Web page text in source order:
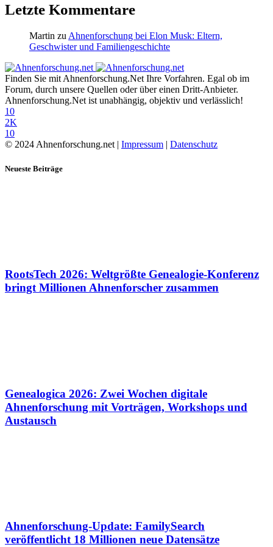
Letzte Kommentare
Martin zu Ahnenforschung bei Elon Musk: Eltern,
Geschwister und Familiengeschichte
Finden Sie mit Ahnenforschung.Net Ihre Vorfahren. Egal ob im
Forum, durch unsere Quellen oder über einen Dritt-Anbieter.
Ahnenforschung.Net ist unabhängig, objektiv und verlässlich!
10
2K
10
© 2024 Ahnenforschung.net | Impressum | Datenschutz
Neueste Beiträge
RootsTech 2026: Weltgrößte Genealogie-Konferenz
bringt Millionen Ahnenforscher zusammen
Genealogica 2026: Zwei Wochen digitale
Ahnenforschung mit Vorträgen, Workshops und
Austausch
Ahnenforschung-Update: FamilySearch
veröffentlicht 18 Millionen neue Datensätze